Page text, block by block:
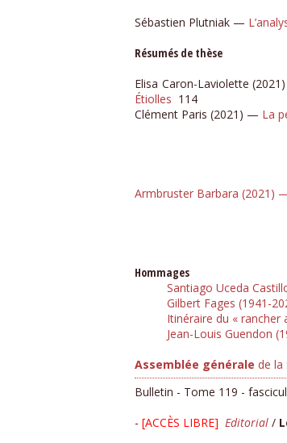
Sébastien Plutniak —
Résumés de thèse
Elisa Caron-Laviolette
Étiolles 114
Clément Paris (2021) — La
Armbruster Barbara (2021)
Hommages
Santiago Uceda
Gilbert Fages (1941-
Itinéraire du « rancher
Jean-Louis Guendon
Assemblée générale de la
Bulletin - Tome 119 -
- [ACCÈS LIBRE] Editorial /